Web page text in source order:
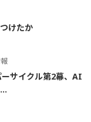
けたか
ーサイクル第2幕、AI